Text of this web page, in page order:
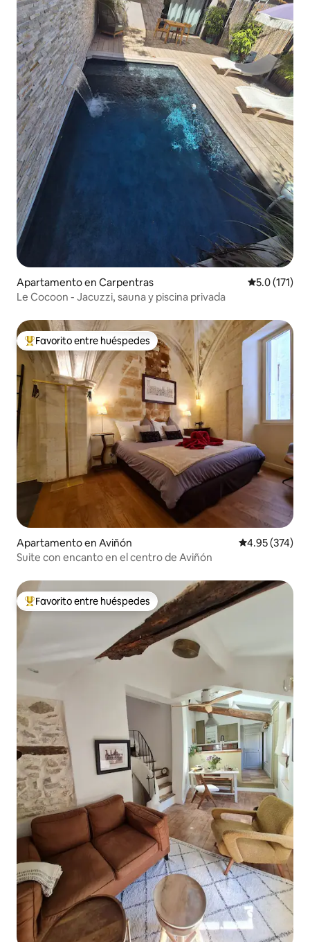
Apartamento en Carpentras Calificación
5.0 (171)
Le Cocoon - Jacuzzi, sauna y piscina privada
Favorito entre huéspedes preferido
Favorito entre huéspedes
Apartamento en Aviñón Calificación
4.95 (374)
Suite con encanto en el centro de Aviñón
Favorito entre huéspedes preferido
Favorito entre huéspedes